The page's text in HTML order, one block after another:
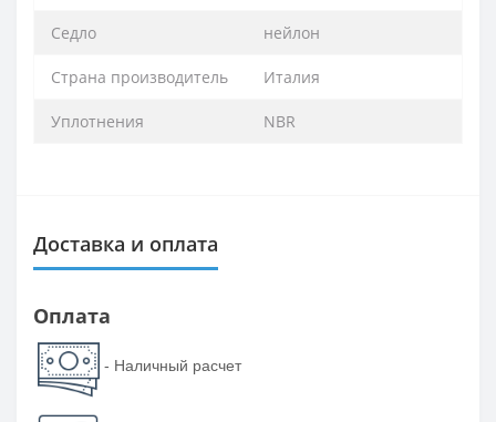
Седло нейлон
Страна производитель Италия
Уплотнения NBR
Доставка и оплата
Оплата
- Наличный расчет